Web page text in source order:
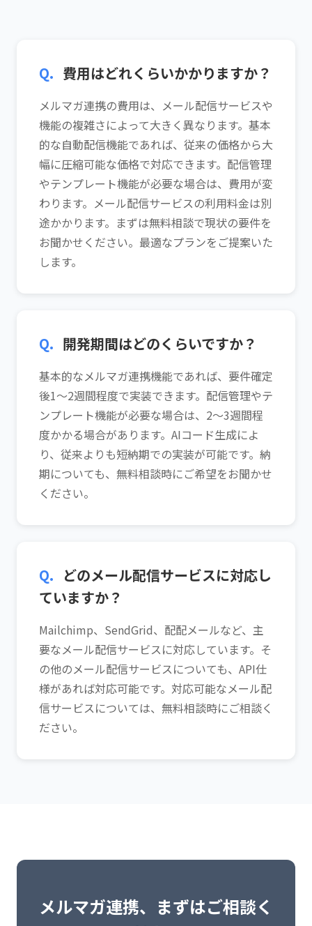
Q. 費用はどれくらいかかりますか？
メルマガ連携の費用は、メール配信サービスや
機能の複雑さによって大きく異なります。基本
的な自動配信機能であれば、従来の価格から大
幅に圧縮可能な価格で対応できます。配信管理
やテンプレート機能が必要な場合は、費用が変
わります。メール配信サービスの利用料金は別
途かかります。まずは無料相談で現状の要件を
お聞かせください。最適なプランをご提案いた
します。
Q. 開発期間はどのくらいですか？
基本的なメルマガ連携機能であれば、要件確定
後1〜2週間程度で実装できます。配信管理やテ
ンプレート機能が必要な場合は、2〜3週間程
度かかる場合があります。AIコード生成によ
り、従来よりも短納期での実装が可能です。納
期についても、無料相談時にご希望をお聞かせ
ください。
Q. どのメール配信サービスに対応し
ていますか？
Mailchimp、SendGrid、配配メールなど、主
要なメール配信サービスに対応しています。そ
の他のメール配信サービスについても、API仕
様があれば対応可能です。対応可能なメール配
信サービスについては、無料相談時にご相談く
ださい。
メルマガ連携、まずはご相談く